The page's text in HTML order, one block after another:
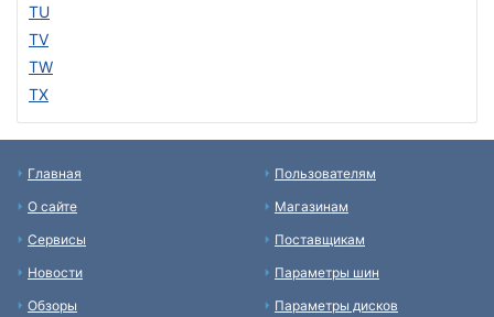
TU
TV
TW
TX
Главная
О сайте
Сервисы
Новости
Обзоры
Пользователям
Магазинам
Поставщикам
Параметры шин
Параметры дисков